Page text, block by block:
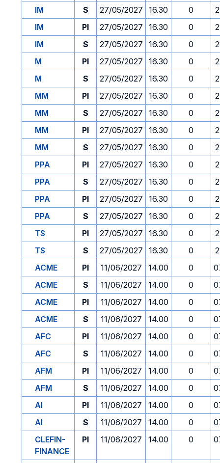
IM S 27/05/2027 16.30 0
IM
PI 27/05/2027 16.30 0
IM
S 27/05/2027 16.30 0
M
PI 27/05/2027 16.30 0
M
S 27/05/2027 16.30 0
MM
PI 27/05/2027 16.30 0
MM
S 27/05/2027 16.30 0
MM
PI 27/05/2027 16.30 0
MM
S 27/05/2027 16.30 0
PPA
PI 27/05/2027 16.30 0
PPA
S 27/05/2027 16.30 0
PPA
PI 27/05/2027 16.30 0
PPA
S 27/05/2027 16.30 0
TS
PI 27/05/2027 16.30 0
TS
S 27/05/2027 16.30 0
ACME
PI 11/06/2027 14.00 0
ACME
S 11/06/2027 14.00 0
ACME
PI 11/06/2027 14.00 0
ACME
S 11/06/2027 14.00 0
AFC
PI 11/06/2027 14.00 0
AFC
S 11/06/2027 14.00 0
AFM
PI 11/06/2027 14.00 0
AFM
S 11/06/2027 14.00 0
AI
PI 11/06/2027 14.00 0
AI
S 11/06/2027 14.00 0
CLEFIN-
FINANCE
PI 11/06/2027 14.00 0